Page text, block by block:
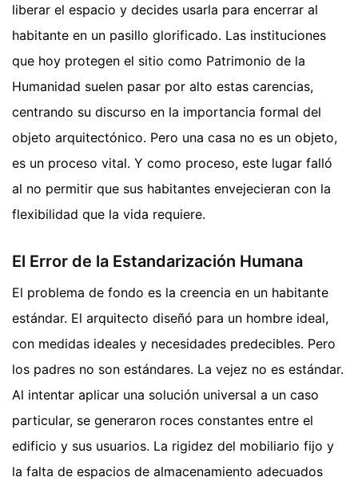
liberar el espacio y decides usarla para encerrar al
habitante en un pasillo glorificado. Las instituciones
que hoy protegen el sitio como Patrimonio de la
Humanidad suelen pasar por alto estas carencias,
centrando su discurso en la importancia formal del
objeto arquitectónico. Pero una casa no es un objeto,
es un proceso vital. Y como proceso, este lugar falló
al no permitir que sus habitantes envejecieran con la
flexibilidad que la vida requiere.
El Error de la Estandarización Humana
El problema de fondo es la creencia en un habitante
estándar. El arquitecto diseñó para un hombre ideal,
con medidas ideales y necesidades predecibles. Pero
los padres no son estándares. La vejez no es estándar.
Al intentar aplicar una solución universal a un caso
particular, se generaron roces constantes entre el
edificio y sus usuarios. La rigidez del mobiliario fijo y
la falta de espacios de almacenamiento adecuados